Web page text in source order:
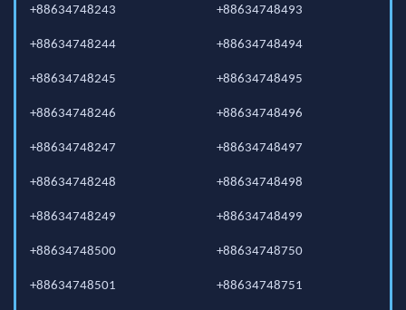
+88634748243
+88634748244
+88634748245
+88634748246
+88634748247
+88634748248
+88634748249
+88634748493
+88634748494
+88634748495
+88634748496
+88634748497
+88634748498
+88634748499
+88634748500
+88634748501
+88634748750
+88634748751